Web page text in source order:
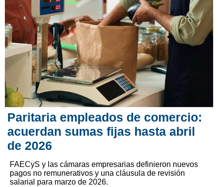
Paritaria empleados de comercio:
acuerdan sumas fijas hasta abril
de 2026
FAECyS y las cámaras empresarias definieron nuevos
pagos no remunerativos y una cláusula de revisión
salarial para marzo de 2026.